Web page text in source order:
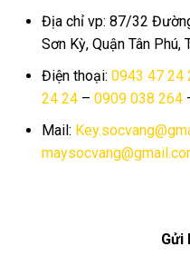
Địa chỉ vp: 87/32
Sơn Kỳ, Quận Tân Phú,
Điện thoại: 0943 47 24
24 24– 0909 038 264
Mail:
Gửi